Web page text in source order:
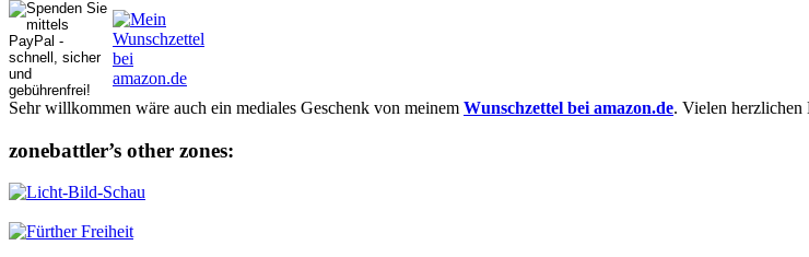
Sehr willkommen wäre auch ein mediales Geschenk von meinem Wunschzettel bei amazon.de. Vielen
zonebattler’s other zo­nes: